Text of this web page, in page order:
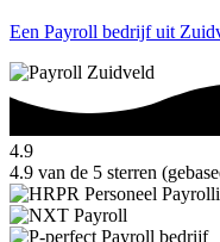
Een Payroll bedrijf uit
4.9
4.9 van de 5 sterren